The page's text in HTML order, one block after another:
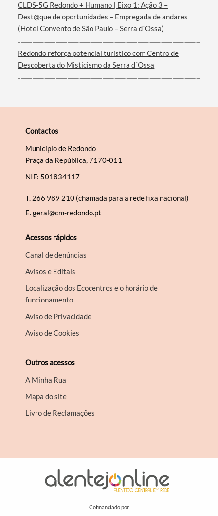
Filtros
CLDS-5G Redondo + Humano | Eixo 1: Ação 3 –
Dest@que de oportunidades – Empregada de andares
(Hotel Convento de São Paulo – Serra d´Ossa)
Redondo reforça potencial turístico com Centro de
Descoberta do Misticismo da Serra d´Ossa
Contactos
Município de Redondo
Praça da República, 7170-011
NIF: 501834117
T. 266 989 210 (chamada para a rede fixa nacional)
E.geral@cm-redondo.pt
Acessos rápidos
Canal de denúncias
Avisos e Editais
Localização dos Ecocentros e o horário de
funcionamento
Aviso de Privacidade
Aviso de Cookies
Outros acessos
A Minha Rua
Mapa do site
Livro de Reclamações
Cofinanciado por